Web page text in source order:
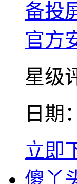
星级
日期
立即
傻丫